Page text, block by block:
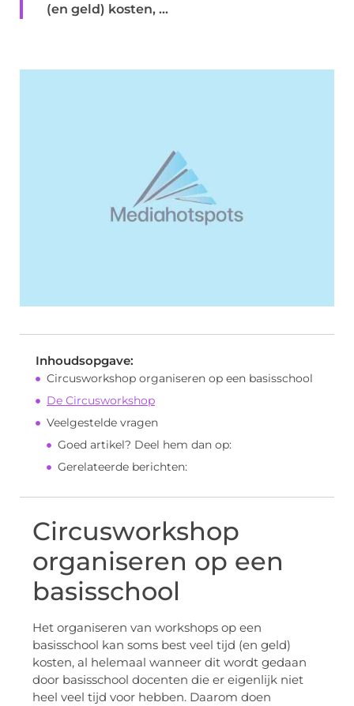
(en geld) kosten, ...
Inhoudsopgave:
Circusworkshop organiseren op een basisschool
De Circusworkshop
Veelgestelde vragen
Goed artikel? Deel hem dan op:
Gerelateerde berichten:
Circusworkshop
organiseren op een
basisschool
Het organiseren van workshops op een
basisschool kan soms best veel tijd (en geld)
kosten, al helemaal wanneer dit wordt gedaan
door basisschool docenten die er eigenlijk niet
heel veel tijd voor hebben. Daarom doen